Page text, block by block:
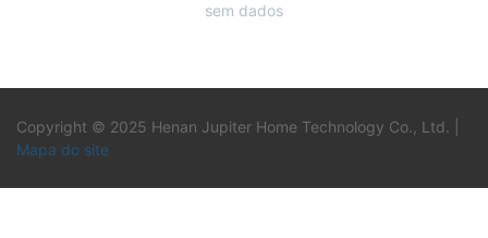
sem dados
Copyright © 2025 Henan Jupiter Home Technology Co., Ltd. |
Mapa do site